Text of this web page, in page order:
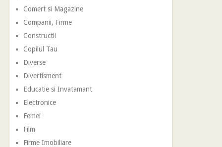
Comert si Magazine
Companii, Firme
Constructii
Copilul Tau
Diverse
Divertisment
Educatie si Invatamant
Electronice
Femei
Film
Firme Imobiliare